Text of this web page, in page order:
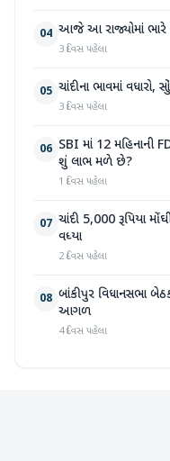
04 આજે આ રાજ્યોમાં ભારે
3 દિવસ પહેલા
05 ચાંદીના ભાવમાં વધારો,
3 દિવસ પહેલા
06 SBI માં 12 મહિનાની
શું લાભ મળે છે?
1 દિવસ પહેલા
07 ચાંદી 5,000 રૂપિયા
વધ્યા
2 દિવસ પહેલા
08 બાંકીપુર વિધાનસભા
આગળ
4 દિવસ પહેલા